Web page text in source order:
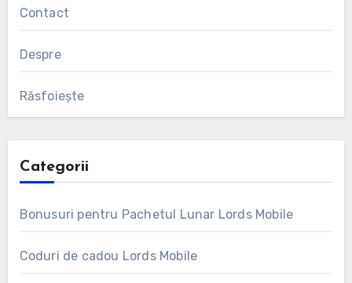
Contact
Despre
Răsfoiește
Categorii
Bonusuri pentru Pachetul Lunar Lords Mobile
Coduri de cadou Lords Mobile